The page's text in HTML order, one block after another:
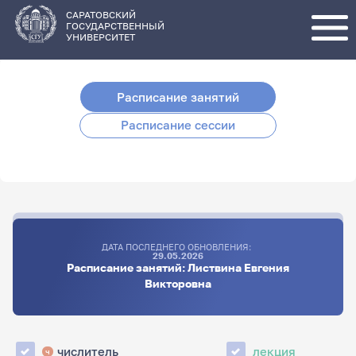
основному
содержанию
САРАТОВСКИЙ
ГОСУДАРСТВЕННЫЙ
УНИВЕРСИТЕТ
Расписание занятий
Расписание сессии
ДАТА ПОСЛЕДНЕГО ОБНОВЛЕНИЯ:
29.05.2026
Расписание занятий: Листвина Евгения
Викторовна
ч числитель лекция